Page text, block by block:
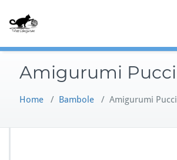
Amigurumi Pucci
Home / Bambole / Amigurumi Pucci